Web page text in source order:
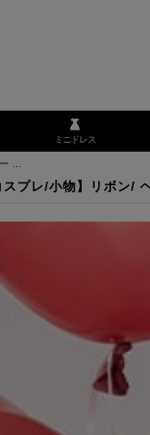
ミニドレス
スプレ/小物】リボン/